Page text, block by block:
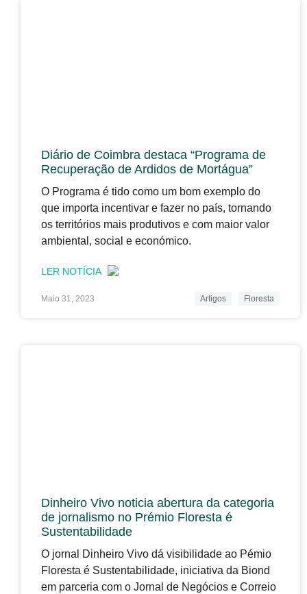
Diário de Coimbra destaca “Programa de
Recuperação de Ardidos de Mortágua”
O Programa é tido como um bom exemplo do
que importa incentivar e fazer no país, tornando
os territórios mais produtivos e com maior valor
ambiental, social e económico.
LER NOTÍCIA
Maio 31, 2023 Artigos Floresta
Dinheiro Vivo noticia abertura da categoria
de jornalismo no Prémio Floresta é
Sustentabilidade
O jornal Dinheiro Vivo dá visibilidade ao Pémio
Floresta é Sustentabilidade, iniciativa da Biond
em parceria com o Jornal de Negócios e Correio